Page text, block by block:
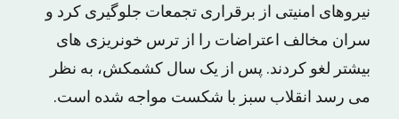
نیروهای امنیتی از برقراری تجمعات جلوگیری کرد و
سران مخالف اعتراضات را از ترس خونریزی های
بیشتر لغو کردند. پس از یک سال کشمکش، به نظر
می رسد انقلاب سبز با شکست مواجه شده است.